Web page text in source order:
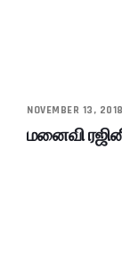
NOVEMBER 13, 2018
மனைவி